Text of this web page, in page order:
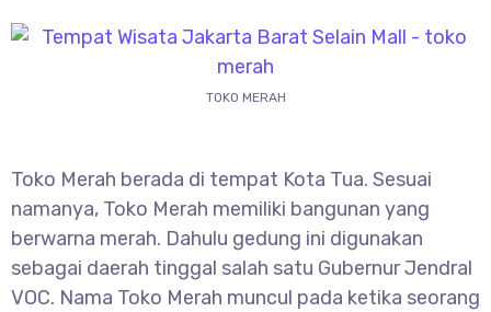
TOKO MERAH
Toko Merah berada di tempat Kota Tua. Sesuai
namanya, Toko Merah memiliki bangunan yang
berwarna merah. Dahulu gedung ini digunakan
sebagai daerah tinggal salah satu Gubernur Jendral
VOC. Nama Toko Merah muncul pada ketika seorang